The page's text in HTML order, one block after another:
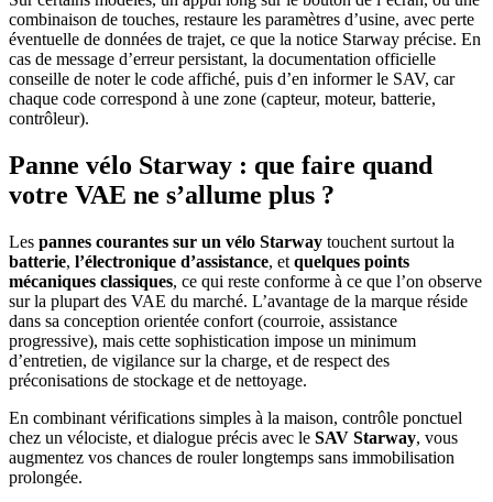
combinaison de touches, restaure les paramètres d’usine, avec perte
éventuelle de données de trajet, ce que la notice Starway précise. En
cas de message d’erreur persistant, la documentation officielle
conseille de noter le code affiché, puis d’en informer le SAV, car
chaque code correspond à une zone (capteur, moteur, batterie,
contrôleur).​
Panne vélo Starway : que faire quand
votre VAE ne s’allume plus ?
Les pannes courantes sur un vélo Starway touchent surtout la
batterie, l’électronique d’assistance, et quelques points
mécaniques classiques, ce qui reste conforme à ce que l’on observe
sur la plupart des VAE du marché. L’avantage de la marque réside
dans sa conception orientée confort (courroie, assistance
progressive), mais cette sophistication impose un minimum
d’entretien, de vigilance sur la charge, et de respect des
préconisations de stockage et de nettoyage.
En combinant vérifications simples à la maison, contrôle ponctuel
chez un vélociste, et dialogue précis avec le SAV Starway, vous
augmentez vos chances de rouler longtemps sans immobilisation
prolongée.